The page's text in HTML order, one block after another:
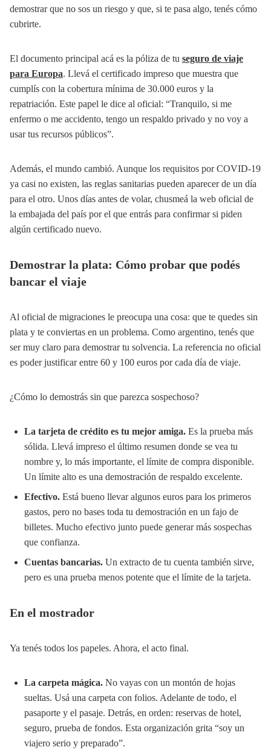
demostrar que no sos un riesgo y que, si te pasa algo, tenés cómo
cubrirte.
El documento principal acá es la póliza de tu seguro de viaje
para Europa. Llevá el certificado impreso que muestra que
cumplís con la cobertura mínima de 30.000 euros y la
repatriación. Este papel le dice al oficial: “Tranquilo, si me
enfermo o me accidento, tengo un respaldo privado y no voy a
usar tus recursos públicos”.
Además, el mundo cambió. Aunque los requisitos por COVID-19
ya casi no existen, las reglas sanitarias pueden aparecer de un día
para el otro. Unos días antes de volar, chusmeá la web oficial de
la embajada del país por el que entrás para confirmar si piden
algún certificado nuevo.
Demostrar la plata: Cómo probar que podés
bancar el viaje
Al oficial de migraciones le preocupa una cosa: que te quedes sin
plata y te conviertas en un problema. Como argentino, tenés que
ser muy claro para demostrar tu solvencia. La referencia no oficial
es poder justificar entre 60 y 100 euros por cada día de viaje.
¿Cómo lo demostrás sin que parezca sospechoso?
La tarjeta de crédito es tu mejor amiga. Es la prueba más
sólida. Llevá impreso el último resumen donde se vea tu
nombre y, lo más importante, el límite de compra disponible.
Un límite alto es una demostración de respaldo excelente.
Efectivo. Está bueno llevar algunos euros para los primeros
gastos, pero no bases toda tu demostración en un fajo de
billetes. Mucho efectivo junto puede generar más sospechas
que confianza.
Cuentas bancarias. Un extracto de tu cuenta también sirve,
pero es una prueba menos potente que el límite de la tarjeta.
En el mostrador
Ya tenés todos los papeles. Ahora, el acto final.
La carpeta mágica. No vayas con un montón de hojas
sueltas. Usá una carpeta con folios. Adelante de todo, el
pasaporte y el pasaje. Detrás, en orden: reservas de hotel,
seguro, prueba de fondos. Esta organización grita “soy un
viajero serio y preparado”.